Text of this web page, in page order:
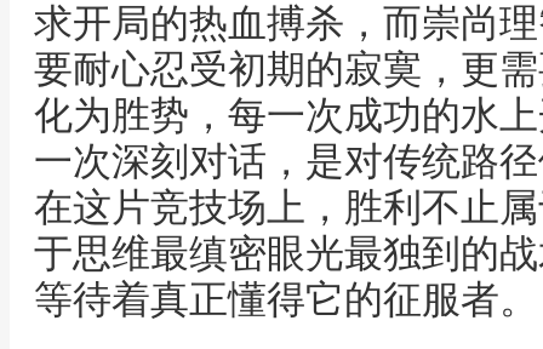
求开局的热血搏杀，而崇尚
要耐心忍受初期的寂寞，更
化为胜势，每一次成功的水
一次深刻对话，是对传统路
在这片竞技场上，胜利不止
于思维最缜密眼光最独到的
等待着真正懂得它的征服者。